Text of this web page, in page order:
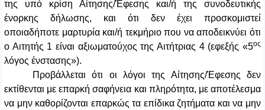
της υπό κρίση Αίτησης/Έφεσης και/ή της συνοδευτικής
ένορκης δήλωσης, και ότι δεν έχει προσκομιστεί
οποιαδήποτε μαρτυρία και/ή τεκμήριο που να αποδεικνύει ότι
ο Αιτητής 1 είναι αξιωματούχος της Αιτήτριας 4 (εφεξής «5ος
λόγος ένστασης»).
Προβάλλεται ότι οι λόγοι της Αίτησης/Έφεσης δεν
εκτίθενται με επαρκή σαφήνεια και πληρότητα, με αποτέλεσμα
να μην καθορίζονται επαρκώς τα επίδικα ζητήματα και να μην